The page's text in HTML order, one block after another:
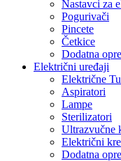
Nastavci za
Pogurivači
Pincete
Četkice
Dodatna
Električni uređaji
Električne
Aspiratori
Lampe
Sterilizatori
Ultrazvučne
Električni
Dodatna